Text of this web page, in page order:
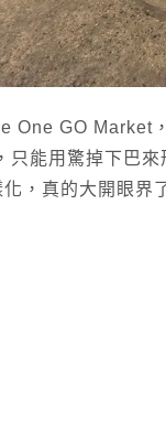
One GO Market
能用驚掉下巴
，真的大開眼界